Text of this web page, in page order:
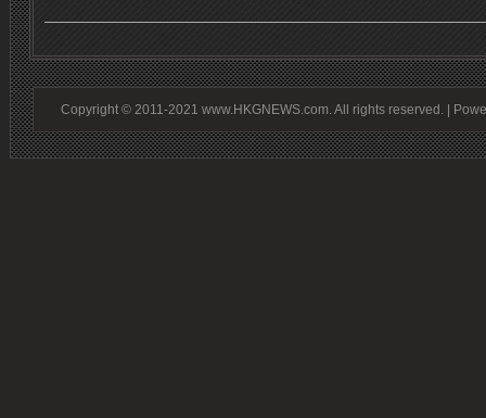
Copyright © 2011-2021 www.HKGNEWS.com. All rights reserved. |